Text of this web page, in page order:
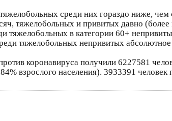
среди них гораздо ниже,
тяжелобольных и привитых давно
в категории 60+
тяжелобольных непривитых
коронавируса получили 6227581
взрослого населения). 3933391